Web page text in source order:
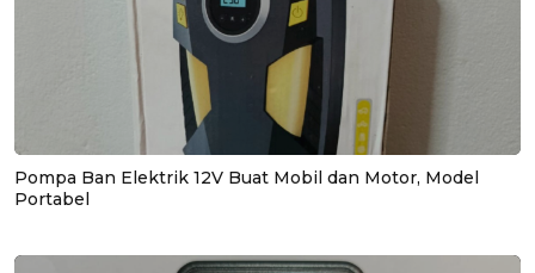
Pompa Ban Elektrik 12V Buat Mobil dan Motor, Model
Portabel